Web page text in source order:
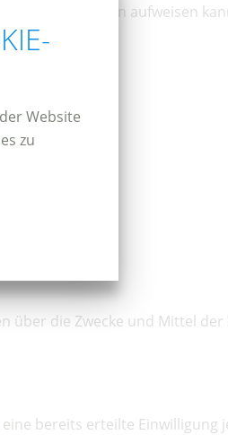
aufweisen
über die Zwecke und Mittel
bereits erteilte Einwilligung
Website
zu